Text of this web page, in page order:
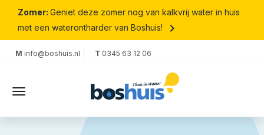
Zomer: Geniet deze zomer nog van kalkvrij water in huis
met een waterontharder van Boshuis!
keyboard_arrow_right
M info@boshuis.nl T 0345 63 12 06